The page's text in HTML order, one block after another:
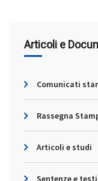
Articoli e
Comunicati
Rassegna
Articoli e studi
Sentenze e